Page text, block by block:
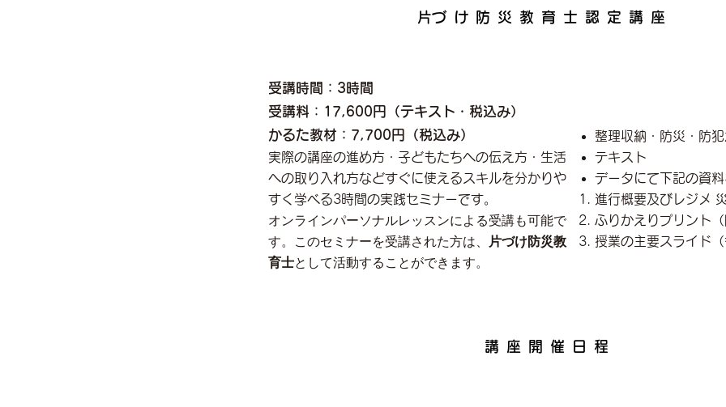
​片づけ防災教育士認定講座
​受講時間：3時間
受講料：17,600円（テキスト・税込み）
かるた教材：7,700円（税込み）
実際の講座の進め方・子どもたちへの伝え方・生活
への取り入れ方などすぐに使えるスキルを分かりや
すく学べる3時間の実践セミナーです。
オンラインパーソナルレッスンによる受講も可能で
す。このセミナーを受講された方は、
片づけ防災教
育士として活動することができます。
整理収納・防災・防
​テキスト
データにて下記の資
進行概要及びレジメ
ふりかえりプリント（
授業の主要スライド（
講座開催日程